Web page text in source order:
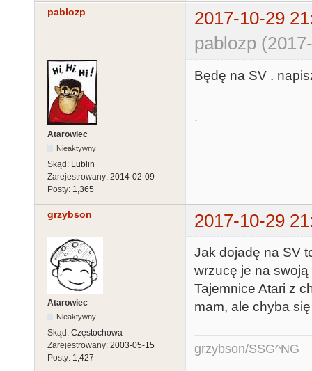
pablozp
2017-10-29
pablozp
Atarowiec
Nieaktywny
Skąd: Lublin
Zarejestrowany: 2014-02-09
Posty: 1,365
Będę na SV .
.
grzybson 2017-10-29
Atarowiec
Nieaktywny
Skąd: Częstochowa
Zarejestrowany: 2003-05-15
Posty: 1,427
Jak dojadę na SV
wrzucę je na
Tajemnice Atari z
mam, ale chyba
grzybson/SSG^NG